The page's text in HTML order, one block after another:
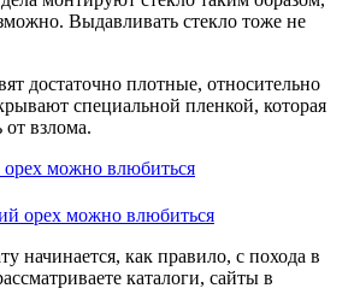
Выдавливать стекло тоже не
достаточно плотные, относительно
специальной пленкой, которая
взлома.
можно влюбиться
начинается, как правило, с похода в
каталоги, сайты в